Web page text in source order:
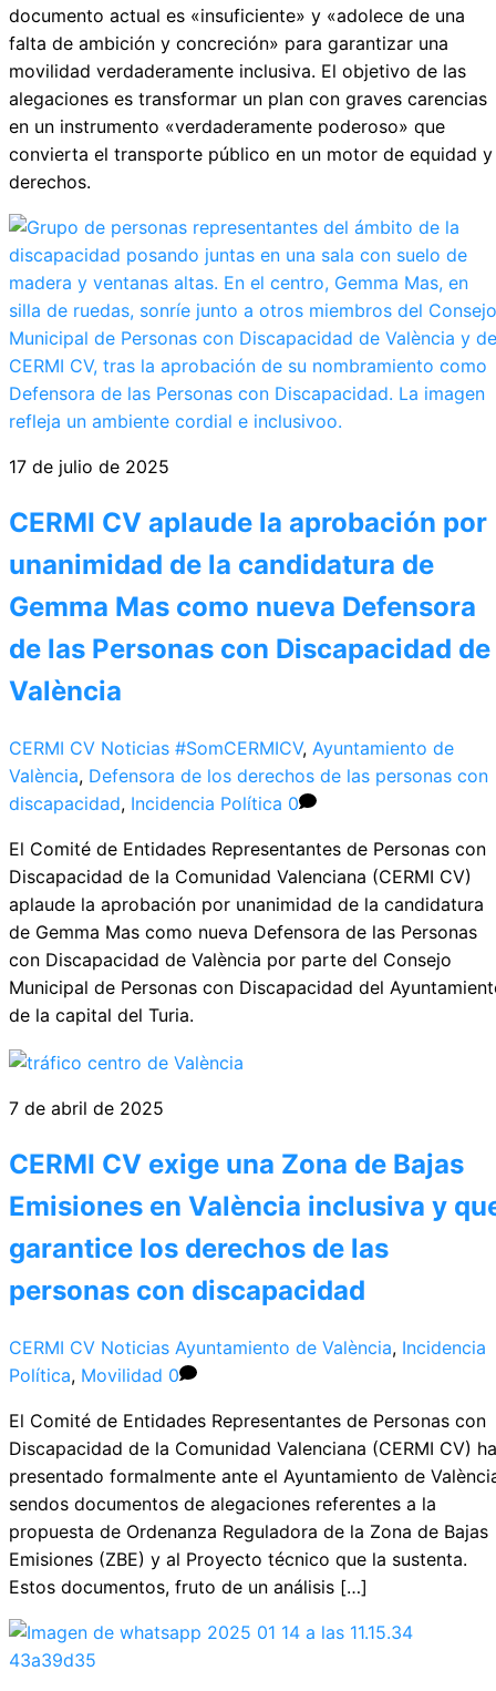
documento actual es «insuficiente» y «adolece de una
falta de ambición y concreción» para garantizar una
movilidad verdaderamente inclusiva. El objetivo de las
alegaciones es transformar un plan con graves carencias
en un instrumento «verdaderamente poderoso» que
convierta el transporte público en un motor de equidad y
derechos.
17 de julio de 2025
CERMI CV aplaude la aprobación por
unanimidad de la candidatura de
Gemma Mas como nueva Defensora
de las Personas con Discapacidad de
València
CERMI CV Noticias #SomCERMICV, Ayuntamiento de
València, Defensora de los derechos de las personas con
discapacidad, Incidencia Política 0
El Comité de Entidades Representantes de Personas con
Discapacidad de la Comunidad Valenciana (CERMI CV)
aplaude la aprobación por unanimidad de la candidatura
de Gemma Mas como nueva Defensora de las Personas
con Discapacidad de València por parte del Consejo
Municipal de Personas con Discapacidad del
de la capital del Turia.
7 de abril de 2025
CERMI CV exige una Zona de Bajas
Emisiones en València inclusiva y
garantice los derechos de las
personas con discapacidad
CERMI CV Noticias Ayuntamiento de València, Incidencia
Política, Movilidad 0
El Comité de Entidades Representantes de Personas con
Discapacidad de la Comunidad Valenciana (CERMI CV) ha
presentado formalmente ante el Ayuntamiento de
sendos documentos de alegaciones referentes a la
propuesta de Ordenanza Reguladora de la Zona de Bajas
Emisiones (ZBE) y al Proyecto técnico que la sustenta.
Estos documentos, fruto de un análisis […]